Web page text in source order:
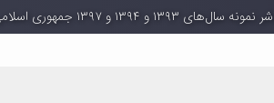
سال‌های ۱۳۹۳ و ۱۳۹۴ و ۱۳۹۷ جمهوری اسلامی ایران